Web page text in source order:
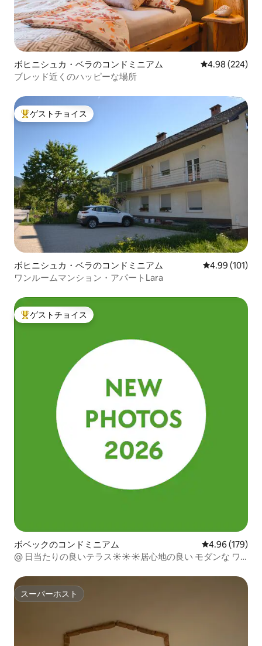
ボヒニシュカ・ベラのコンドミニアム レビュー224
4.98 (224)
ブレッド近くのハッピーな場所
大好評のゲストチョイスです。
ゲストチョイス
ボヒニシュカ・ベラのコンドミニアム レビュー101
4.99 (101)
ワンルームマンション・アパートLara
大好評のゲストチョイスです。
ゲストチョイス
ボベックのコンドミニアム レビュー179
4.96 (179)
@ 日当たりの良いテラス☀☀☀居心地の良い モダンな ワ
スーパーホスト
スーパーホスト